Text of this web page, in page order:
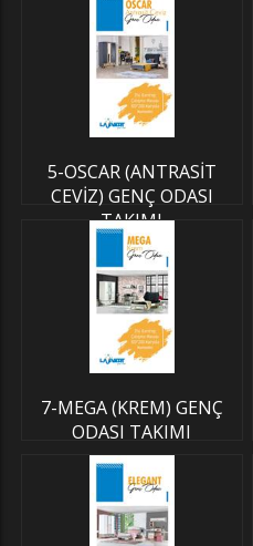
5-OSCAR (ANTRASİT
CEVİZ) GENÇ ODASI
TAKIMI
7-MEGA (KREM) GENÇ
ODASI TAKIMI